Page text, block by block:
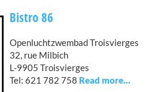
Bistro 86
Openluchtzwembad Troisvierges
32, rue Milbich
L-9905 Troisvierges
Tel: 621 782 758